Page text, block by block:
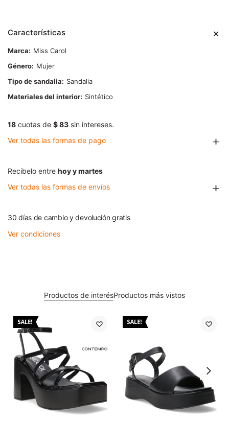
Características
Marca
Miss Carol
Género
Mujer
Tipo de sandalia
Sandalia
Materiales del interior
Sintético
18 cuotas de $ 83 sin intereses.
Ver todas las formas de pago
Recibelo entre hoy y martes
Ver todas las formas de envíos
30 días de cambio y devolución gratis
Ver condiciones
Productos de interésProductos más vistos